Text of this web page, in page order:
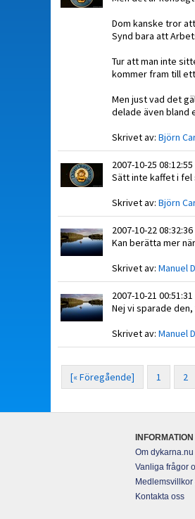
Dom kanske tror
Synd bara att
Tur att man inte
kommer fram till
Men just vad det
delade även bland
Skrivet av: Björn
2007-10-25 08:12:55
Sätt inte kaffet i
Skrivet av: Björn
2007-10-22 08:32:36
Kan berätta mer
Skrivet av: Manuel
2007-10-21 00:51:31
Nej vi sparade
Skrivet av: Manuel
[« Föregående] 1 2
Om dykarna.nu
Vanliga frågor
Kontakta oss